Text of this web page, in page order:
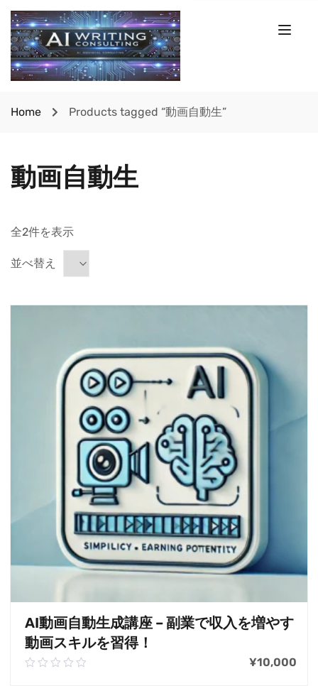
Home Products tagged “動画自動生”
動画自動生
全2件を表示
並べ替え
AI動画自動生成講座 – 副業で収入を増やす
動画スキルを習得！
0.00
¥10,000